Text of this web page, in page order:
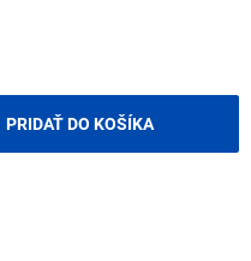
PRIDAŤ DO KOŠÍKA